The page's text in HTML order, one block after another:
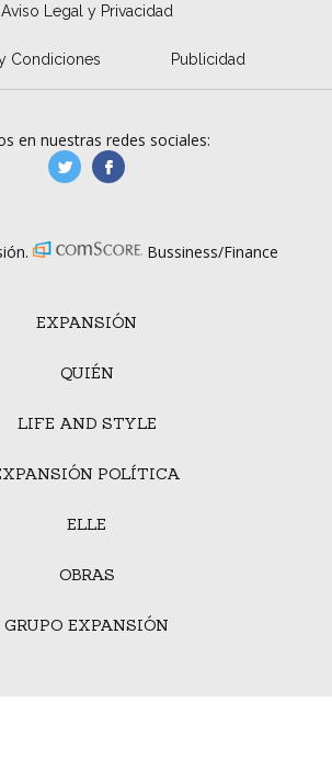
Aviso Legal y Privacidad
Condiciones Publicidad
EXPANSIÓN
QUIÉN
LIFE AND STYLE
POLÍTICA
ELLE
OBRAS
GRUPO EXPANSIÓN
en nuestras redes sociales:
manufacturaGE
Bussiness/Finance